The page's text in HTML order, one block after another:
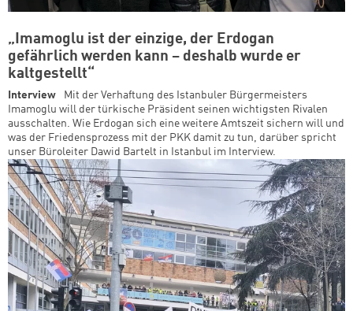
„Imamoglu ist der einzige, der Erdogan
gefährlich werden kann – deshalb wurde er
kaltgestellt“
Interview
Mit der Verhaftung des Istanbuler Bürgermeisters
Imamoglu will der türkische Präsident seinen wichtigsten Rivalen
ausschalten. Wie Erdogan sich eine weitere Amtszeit sichern will und
was der Friedensprozess mit der PKK damit zu tun, darüber spricht
unser Büroleiter Dawid Bartelt in Istanbul im Interview.